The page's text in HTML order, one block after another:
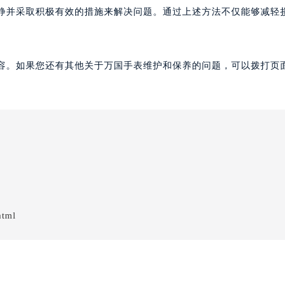
采取积极有效的措施来解决问题。通过上述方法不仅能够减轻
。如果您还有其他关于万国手表维护和保养的问题，可以拨打页